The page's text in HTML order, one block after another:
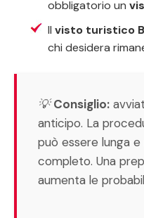
obbligatorio un
Il visto turistico
chi desidera
💡Consiglio:
anticipo. La
può essere lunga
completo. Una
aumenta le